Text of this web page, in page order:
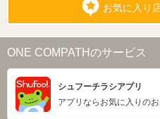
お気に入り
ONE COMPATHのサービス
シュフーチラシアプリ
アプリならお気に入りの